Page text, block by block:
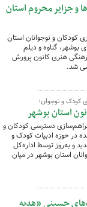
و جزایر محروم استان
کودکان و نوجوانان استان
بوشهر، گناوه و دیلم
هنری کانون پرورش
شد.
کودک و نوجوان؛
استان بوشهر
دسترسی کودکان و
در حوزه ادبیات کودک و
و به‌روز توسط اداره‌کل
استان بوشهر در میان
حسینی «هدیه